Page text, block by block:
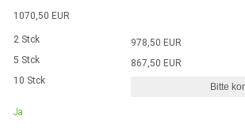
Serie
und internem
290Ncm
Motor Controller
mit
und Bürsten
| ≤ 41Nm
mit
4 Elektrozylinder
4 Elektrozylinder
1070,50 EUR
2 Stck
5 Stck
10 Stck
Ja
978,50 EUR
867,50 EUR
Bitte